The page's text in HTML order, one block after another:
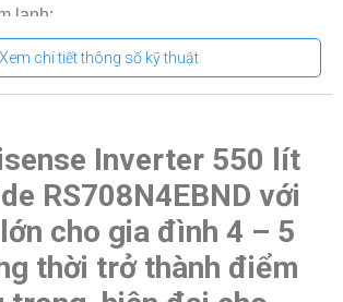
lạnh:
đa chiều Multi Air Flow
dàn lạnh độc lập
quản thực phẩm:
khuẩn, khử mùi:
diệt khuẩn, khử mùi
khuẩn, khử mùi All Zone Active
2 ngăn
Xem chi tiết thông số kỹ thuật
Inverter 550 lít
RS708N4EBND với
cho gia đình 4 – 5
thời trở thành điểm